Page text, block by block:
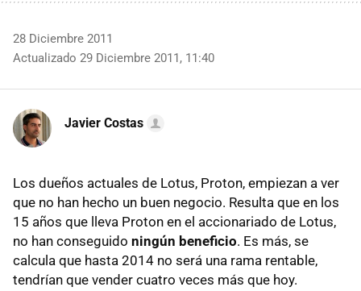
28 Diciembre 2011
Actualizado 29 Diciembre 2011, 11:40
Javier Costas
Los dueños actuales de Lotus, Proton, empiezan a ver
que no han hecho un buen negocio. Resulta que en los
15 años que lleva Proton en el accionariado de Lotus,
no han conseguido ningún beneficio. Es más, se
calcula que hasta 2014 no será una rama rentable,
tendrían que vender cuatro veces más que hoy.